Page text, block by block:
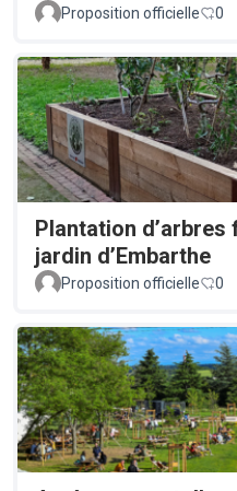
Proposition officielle 0
Plantation d’arbres
jardin d’Embarthe
Proposition officielle 0